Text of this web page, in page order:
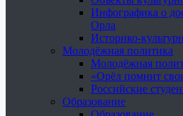
Инфографика о
Орла
Историко-
Молодёжная политика
Молодёжная
«Орёл помнит
Российские
Образование